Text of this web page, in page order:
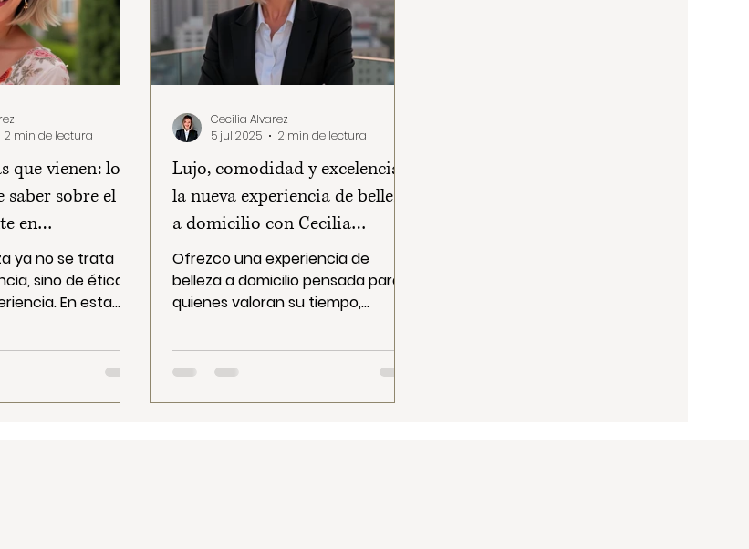
que vienen: lo
saber sobre el
en
ya no se trata
sino de ética,
En esta
es la nueva
y
2 min de lectura
Lujo, comodidad y excelencia:
la nueva experiencia de belleza
a domicilio con Cecilia
Alvarez.
Ofrezco una experiencia de
belleza a domicilio pensada para
quienes valoran su tiempo,
excelencia, productos veganos y
un servicio personalizado que
Cecilia Alvarez
5 jul 2025
2 min de lectura